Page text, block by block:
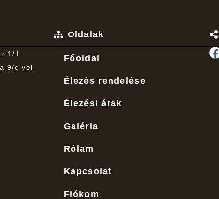
1/1
9/c-vel
Oldalak
Főoldal
Élezés rendelése
Élezési árak
Galéria
Rólam
Kapcsolat
Fiókom